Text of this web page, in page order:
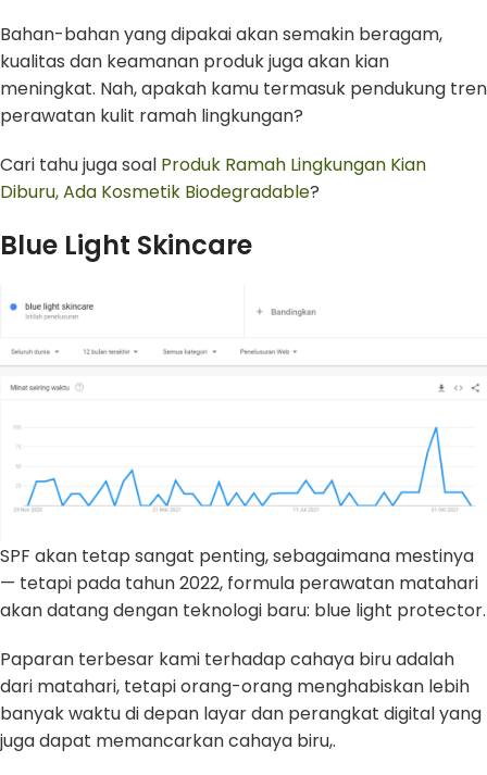
Bahan-bahan yang dipakai akan semakin beragam,
kualitas dan keamanan produk juga akan kian
meningkat. Nah, apakah kamu termasuk pendukung tren
perawatan kulit ramah lingkungan?
Cari tahu juga soal Produk Ramah Lingkungan Kian
Diburu, Ada Kosmetik Biodegradable?
Blue Light Skincare
SPF akan tetap sangat penting, sebagaimana mestinya
— tetapi pada tahun 2022, formula perawatan matahari
akan datang dengan teknologi baru: blue light protector.
Paparan terbesar kami terhadap cahaya biru adalah
dari matahari, tetapi orang-orang menghabiskan lebih
banyak waktu di depan layar dan perangkat digital yang
juga dapat memancarkan cahaya biru,.